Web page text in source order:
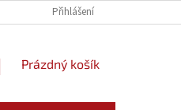
PLATBA A DOPRAVA |
Přihlášení
NÁKUPNÍ
Prázdný košík